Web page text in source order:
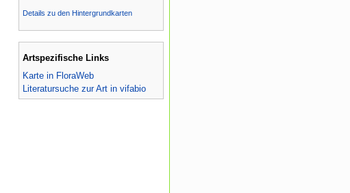
Details zu den Hintergrundkarten
Artspezifische Links
Karte in FloraWeb
Literatursuche zur Art in vifabio